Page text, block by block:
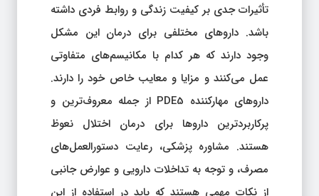
تأثیرات جدی بر کیفیت زندگی و روابط فردی داشته
باشد. داروهای مختلفی برای درمان این مشکل
وجود دارند که هر کدام با مکانیسم‌های متفاوتی
عمل می‌کنند و مزایا و معایب خاص خود را دارند.
داروهای مهارکننده PDE5 از جمله معروف‌ترین و
پرکاربردترین داروها برای درمان اختلال نعوظ
هستند. مشاوره پزشکی، رعایت دستورالعمل‌های
مصرف، و توجه به تداخلات دارویی و عوارض جانبی
از نکات مهمی هستند که باید در استفاده از این